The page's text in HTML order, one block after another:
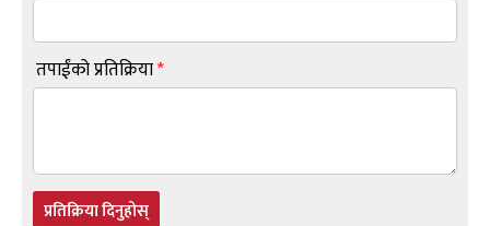
तपाईंको प्रतिक्रिया*
प्रतिक्रिया दिनुहोस्